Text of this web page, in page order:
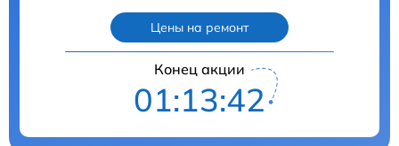
Цены на ремонт
Конец акции
01:13:41